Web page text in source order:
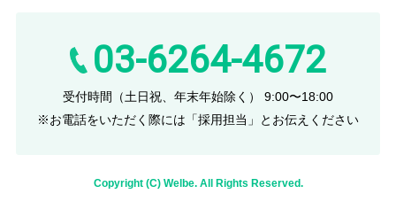
03-6264-4672
受付時間 （土日祝、年末年始除く）
9:00〜18:00
※お電話をいただく際には「採用担当」とお伝えください
Copyright (C) Welbe. All Rights Reserved.